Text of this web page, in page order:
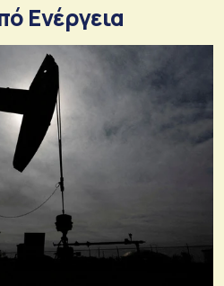
Ενέργεια